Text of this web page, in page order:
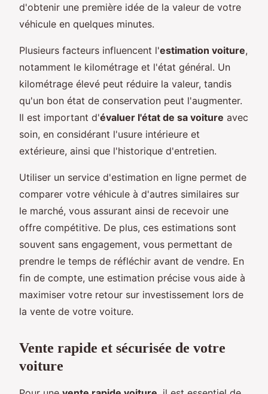
d'obtenir une première idée de la valeur de votre
véhicule en quelques minutes.
Plusieurs facteurs influencent l'estimation voiture,
notamment le kilométrage et l'état général. Un
kilométrage élevé peut réduire la valeur, tandis
qu'un bon état de conservation peut l'augmenter.
Il est important d'évaluer l'état de sa voiture avec
soin, en considérant l'usure intérieure et
extérieure, ainsi que l'historique d'entretien.
Utiliser un service d'estimation en ligne permet de
comparer votre véhicule à d'autres similaires sur
le marché, vous assurant ainsi de recevoir une
offre compétitive. De plus, ces estimations sont
souvent sans engagement, vous permettant de
prendre le temps de réfléchir avant de vendre. En
fin de compte, une estimation précise vous aide à
maximiser votre retour sur investissement lors de
la vente de votre voiture.
Vente rapide et sécurisée de votre
voiture